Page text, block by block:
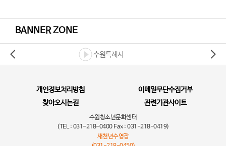
BANNER ZONE
수원특례시
개인정보처리방침
이메일무단수집거부
찾아오시는길
관련기관사이트
수원청소년문화센터
(TEL : 031-218-0400 Fax : 031-218-0419)
새천년수영장